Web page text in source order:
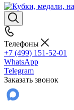
Телефоны
+7 (499) 151-52-01
WhatsApp
Telegram
Заказать звонок